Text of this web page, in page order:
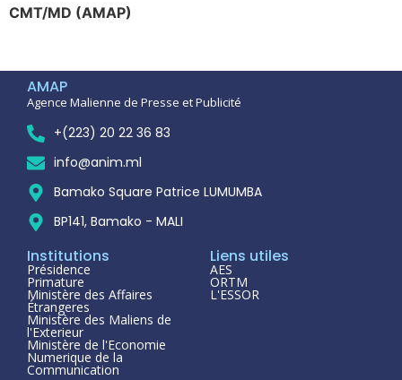
CMT/MD (AMAP)
AMAP
Agence Malienne de Presse et Publicité
+(223) 20 22 36 83
info@anim.ml
Bamako Square Patrice LUMUMBA
BP141, Bamako - MALI
Institutions
Présidence
Primature
Ministère des Affaires
Étrangeres
Ministère des Maliens de
l'Exterieur
Ministère de l'Economie
Numerique de la
Communication
Liens utiles
AES
ORTM
L'ESSOR